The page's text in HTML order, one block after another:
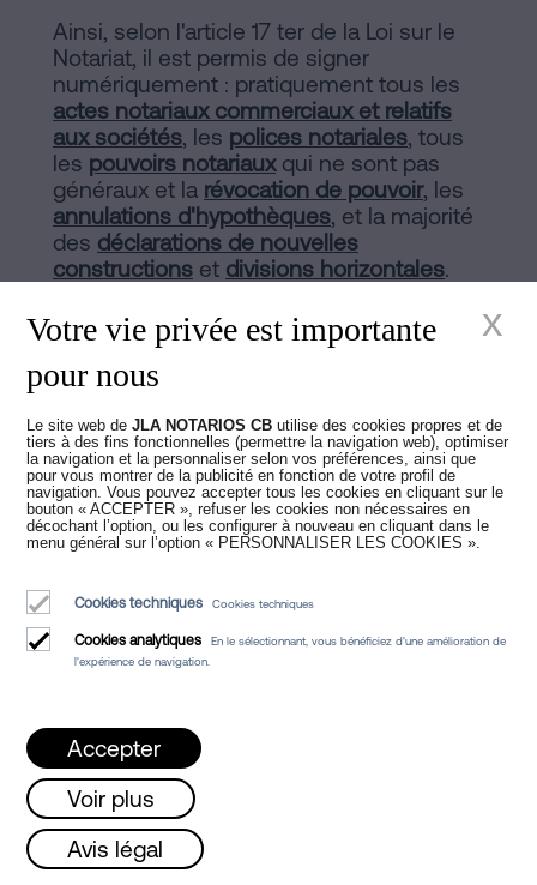
Ainsi, selon l'article 17 ter de la Loi sur le
Notariat, il est permis de signer
numériquement : pratiquement tous les
actes notariaux commerciaux et relatifs
aux sociétés, les polices notariales, tous
les pouvoirs notariaux qui ne sont pas
généraux et la révocation de pouvoir, les
annulations d'hypothèques, et la majorité
des déclarations de nouvelles
constructions et divisions horizontales.
Vous pouvez également trouver plus
d'informations sur les signatures
suivant de notre blog :
mercredi et vendredi de 08h à 15h /
Votre vie privée est importante
pour nous
Le site web deJLA NOTARIOS CB utilise des cookies propres et de
tiers à des fins fonctionnelles (permettre la navigation web), optimiser
la navigation et la personnaliser selon vos préférences, ainsi que
pour vous montrer de la publicité en fonction de votre profil de
navigation. Vous pouvez accepter tous les cookies en cliquant sur le
bouton « ACCEPTER », refuser les cookies non nécessaires en
décochant l’option, ou les configurer à nouveau en cliquant dans le
menu général sur l’option « PERSONNALISER LES COOKIES ».
Cookies techniques Cookies techniques
Cookies analytiques
En le sélectionnant, vous bénéficiez d'une amélioration de
l'expérience de navigation.
Accepter
Voir plus
Avis légal
x